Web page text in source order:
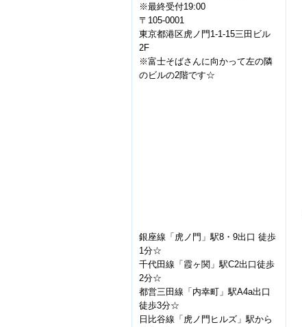
※最終受付19:00
〒105-0001
東京都港区虎ノ門1-1-15三田ビル
2F
※富士そばさんに向かって左の隣
のビルの2階です☆
銀座線「虎ノ門」駅8・9出口 徒歩
1分☆
千代田線「霞ヶ関」駅C2出口徒歩
2分☆
都営三田線「内幸町」駅A4a出口
徒歩3分☆
日比谷線「虎ノ門ヒルズ」駅から